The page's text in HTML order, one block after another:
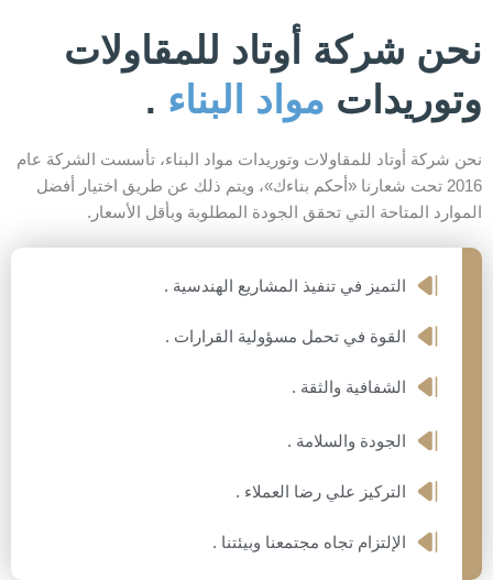
نحن شركة أوتاد للمقاولات
وتوريدات مواد البناء .
نحن شركة أوتاد للمقاولات وتوريدات مواد البناء، تأسست الشركة عام
2016 تحت شعارنا «أحكم بناءك»، ويتم ذلك عن طريق اختيار أفضل
الموارد المتاحة التي تحقق الجودة المطلوبة وبأقل الأسعار.
التميز في تنفيذ المشاريع الهندسية .
القوة في تحمل مسؤولية القرارات .
الشفافية والثقة .
الجودة والسلامة .
التركيز علي رضا العملاء .
الإلتزام تجاه مجتمعنا وبيئتنا .